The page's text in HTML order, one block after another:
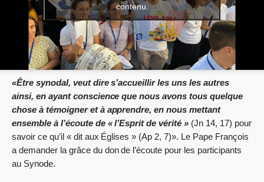
contenu.
«Être synodal, veut dire s’accueillir les uns les autres
ainsi, en ayant conscience que nous avons tous quelque
chose à témoigner et à apprendre, en nous mettant
ensemble à l’écoute de « l’Esprit de vérité » (Jn 14, 17) pour
savoir ce qu’il « dit aux Églises » (Ap 2, 7)». Le Pape François
a demander la grâce du don de l’écoute pour les participants
au Synode.